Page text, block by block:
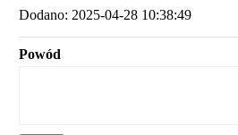
Dodano: 2025-04-28 10:38:49
Powód